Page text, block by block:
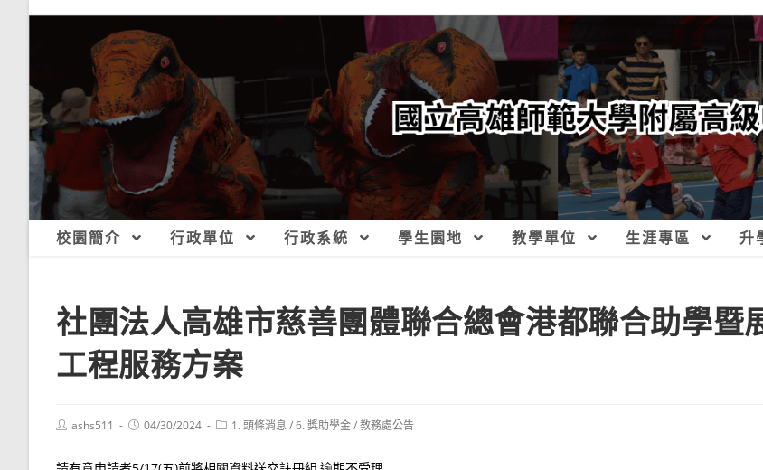
校園簡介 行政單位 行政系統 學生園地 教學單位 生涯專區 升
社團法人高雄市慈善團體聯合總會港都聯合助學暨
工程服務方案
Postashs511
Post04/30/2024
Post1. 頭條消息 /6. 獎助學金/教務處公告